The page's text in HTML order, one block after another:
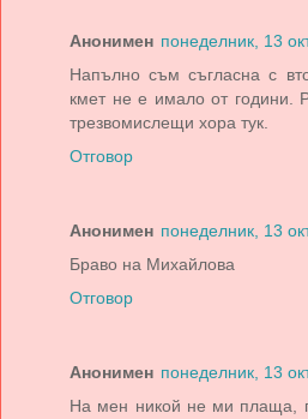
Анонимен понеделник, 13
Напълно съм съгласна с
кмет не е имало от
трезвомислещи хора тук.
Отговор
Анонимен понеделник, 13
Браво на Михайлова
Отговор
Анонимен понеделник, 13
Нa мен никой не ми плaщa,